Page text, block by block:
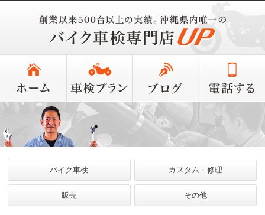
バイク車検 カスタム・修理
販売 その他